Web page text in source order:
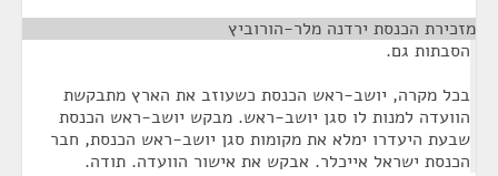
מזכירת הכנסת ירדנה מלר-הורוביץ
הסבתות גם.
בכל מקרה, יושב-ראש הכנסת כשעוזב את הארץ מתבקשת
הוועדה למנות לו סגן יושב-ראש. מבקש יושב-ראש הכנסת
שבעת היעדרו ימלא את מקומות סגן יושב-ראש הכנסת, חבר
הכנסת ישראל אייכלר. אבקש את אישור הוועדה. תודה.